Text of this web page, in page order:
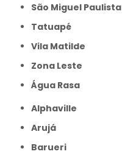
São Miguel Paulista
Tatuapé
Vila Matilde
Zona Leste
Água Rasa
Alphaville
Arujá
Barueri